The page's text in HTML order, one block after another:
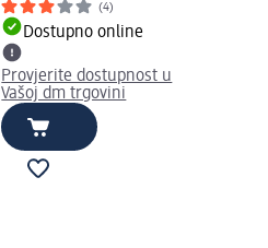
(4)
Dostupno online
Provjerite dostupnost u
Vašoj dm trgovini